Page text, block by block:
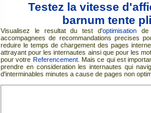
Testez la vitesse
barnum tente
Visualisez le resultat du test d'optimisation de
accompagnees de recommandations precises
reduire le temps de chargement des pages
attrayant pour les internautes ainsi que pour les
pour votre Referencement. Mais ce qui est
prendre en consideration les internautes qui
d'interminables minutes a cause de pages non